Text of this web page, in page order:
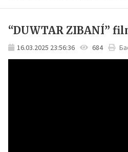
“DUWTAR ZIBANÍ”
16.03.2025 23:56:36 684